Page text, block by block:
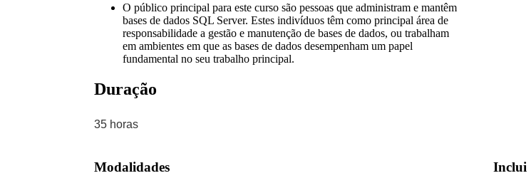
O público principal para este curso são pessoas que administram e mantêm
bases de dados SQL Server. Estes indivíduos têm como principal área de
responsabilidade a gestão e manutenção de bases de dados, ou trabalham
em ambientes em que as bases de dados desempenham um papel
fundamental no seu trabalho principal.
Duração
35 horas
Modalidades Inclui